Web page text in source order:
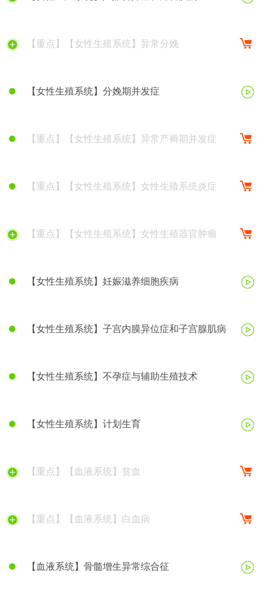
【重点】【女性生殖系统】异常分娩
【女性生殖系统】分娩期并发症
【重点】【女性生殖系统】异常产褥期并发症
【重点】【女性生殖系统】女性生殖系统炎症
【重点】【女性生殖系统】女性生殖器官肿瘤
【女性生殖系统】妊娠滋养细胞疾病
【女性生殖系统】子宫内膜异位症和子宫腺肌病
【女性生殖系统】不孕症与辅助生殖技术
【女性生殖系统】计划生育
【重点】【血液系统】贫血
【重点】【血液系统】白血病
【血液系统】骨髓增生异常综合征